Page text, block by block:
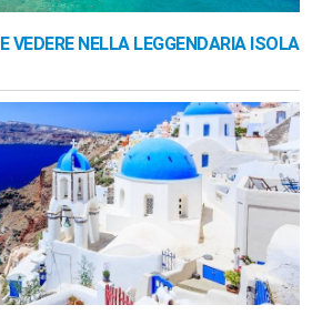
VEDERE NELLA LEGGENDARIA ISOLA